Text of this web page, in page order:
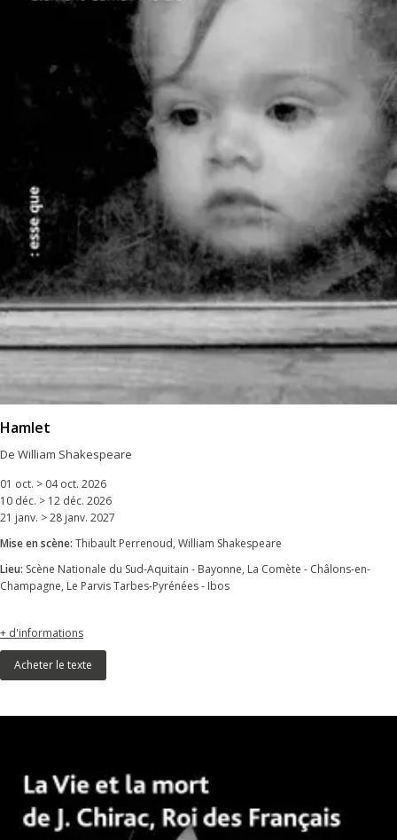
Hamlet
De William Shakespeare
01 oct. > 04 oct. 2026
10 déc. > 12 déc. 2026
21 janv. > 28 janv. 2027
Mise en scène: Thibault Perrenoud, William Shakespeare
Lieu: Scène Nationale du Sud-Aquitain - Bayonne, La Comète - Châlons-en-
Champagne, Le Parvis Tarbes-Pyrénées - Ibos
+ d'informations
Acheter le texte